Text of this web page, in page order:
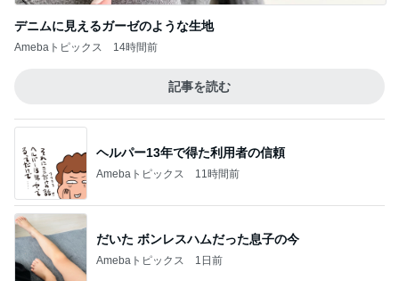
デニムに見えるガーゼのような生地
Amebaトピックス 14時間前
記事を読む
ヘルパー13年で得た利用者の信頼
Amebaトピックス 11時間前
だいた ボンレスハムだった息子の今
Amebaトピックス 1日前